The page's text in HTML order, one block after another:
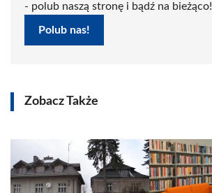
- polub naszą stronę i bądź na bieżąco!
Polub nas!
Zobacz Także